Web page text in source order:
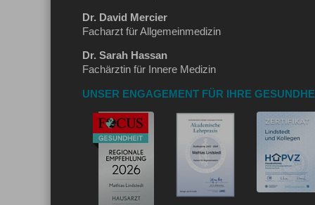
Dr. David Mercier
Facharzt für Allgemeinmedizin
Dr. Sarah Hassan
Fachärztin für Innere Medizin
UNSER ENGAGEMENT FÜR IHRE